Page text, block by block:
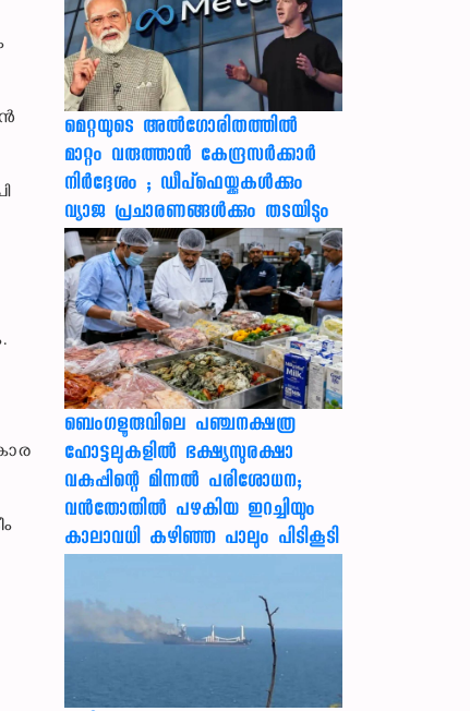
മെറ്റയുടെ അൽഗോരിതത്തിൽ
മാറ്റം വരുത്താൻ കേന്ദ്രസർക്കാർ
നിർദ്ദേശം ; ഡീപ്‌ഫെയ്ക്കുകൾക്കും
വ്യാജ പ്രചാരണങ്ങൾക്കും തടയിടും
ബെംഗളൂരുവിലെ പഞ്ചനക്ഷത്ര
ഹോട്ടലുകളിൽ ഭക്ഷ്യസുരക്ഷാ
വകുപ്പിന്റെ മിന്നൽ പരിശോധന;
വൻതോതിൽ പഴകിയ ഇറച്ചിയും
കാലാവധി കഴിഞ്ഞ പാലും പിടികൂടി